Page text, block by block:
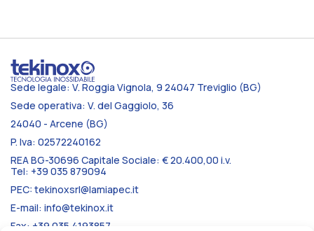
Sede legale: V. Roggia Vignola, 9 24047 Treviglio (BG)
Sede operativa: V. del Gaggiolo, 36
24040 - Arcene (BG)
P. Iva: 02572240162
REA BG-30696 Capitale Sociale: € 20.400,00 i.v.
Tel: +39 035 879094
PEC: tekinoxsrl@lamiapec.it
E-mail: info@tekinox.it
Fax: +39 035 4193857